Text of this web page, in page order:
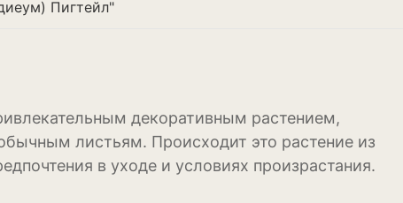
Пигтейл"
декоративным растением,
листьям. Происходит это растение из
в уходе и условиях произрастания.